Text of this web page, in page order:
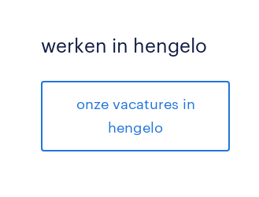
werken in hengelo
onze vacatures in
hengelo